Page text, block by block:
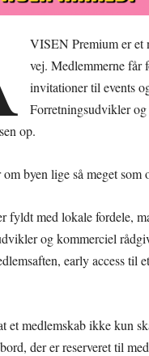
VISEN Premium er et
vej. Medlemmerne får
invitationer til events
Forretningsudvikler
op.
byen lige så meget som
fyldt med lokale fordele,
og kommerciel
early access til
et medlemskab ikke kun
der er reserveret til